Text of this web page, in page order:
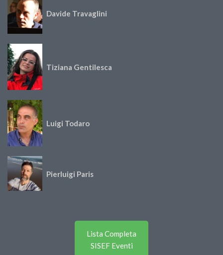
Davide Travaglini
Tiziana Gentilesca
Luigi Todaro
Pierluigi Paris
Lista Completa
SISEF Eventi